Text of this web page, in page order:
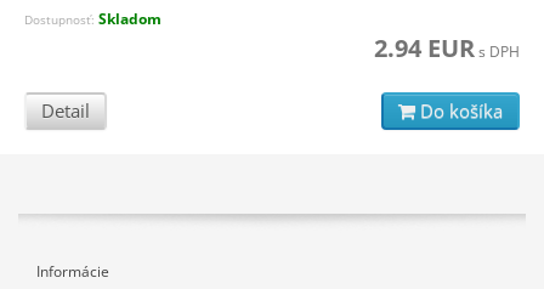
Dostupnosť: Skladom
2.94 EURs DPH
Detail Do košíka
Informácie